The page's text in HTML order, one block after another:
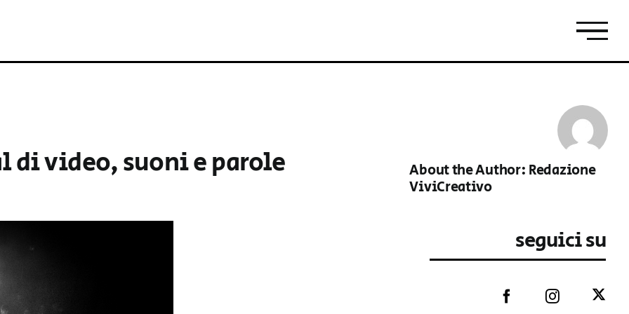
di video, suoni e parole About the Author: Redazione
ViviCreativo
seguici su